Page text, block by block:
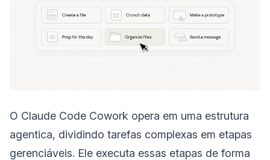
O Claude Code Cowork opera em uma estrutura
agentica, dividindo tarefas complexas em etapas
gerenciáveis. Ele executa essas etapas de forma